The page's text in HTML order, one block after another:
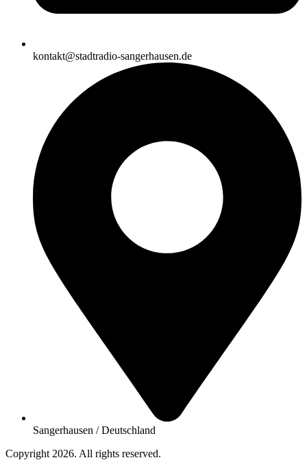
kontakt@stadtradio-sangerhausen.de
Sangerhausen / Deutschland
Copyright 2026. All rights reserved.